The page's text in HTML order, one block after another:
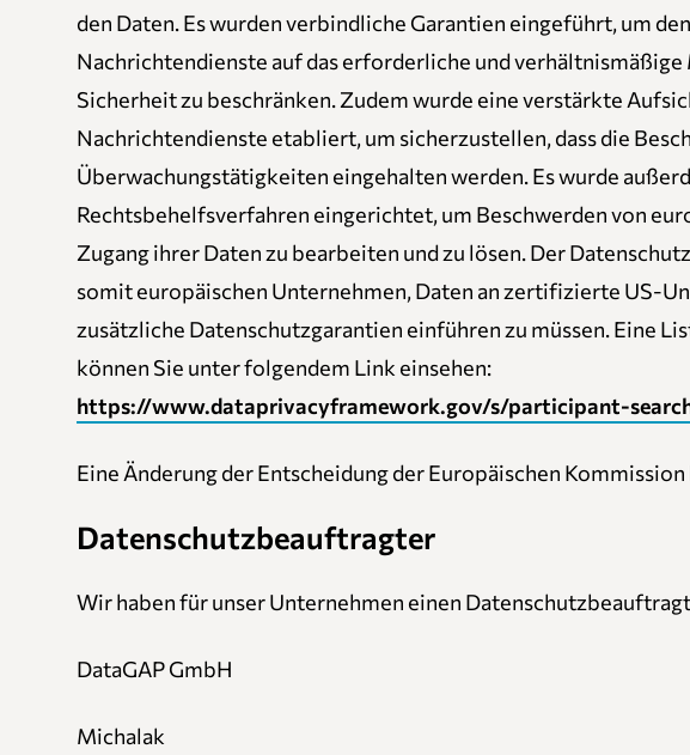
den Daten. Es wurden verbindliche Garantien eingeführt, um
Nachrichtendienste auf das erforderliche und verhältnismäßige
Sicherheit zu beschränken. Zudem wurde eine verstärkte
Nachrichtendienste etabliert, um sicherzustellen, dass die
Überwachungstätigkeiten eingehalten werden. Es wurde
Rechtsbehelfsverfahren eingerichtet, um Beschwerden von
Zugang ihrer Daten zu bearbeiten und zu lösen. Der
somit europäischen Unternehmen, Daten an zertifizierte US-
zusätzliche Datenschutzgarantien einführen zu müssen. Eine
können Sie unter folgendem Link einsehen:
https://www.dataprivacyframework.gov/s/participant-
Eine Änderung der Entscheidung der Europäischen
Datenschutzbeauftragter
Wir haben für unser Unternehmen einen
DataGAP GmbH
Michalak